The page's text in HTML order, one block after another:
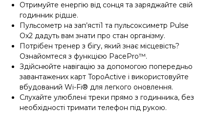
Отримуйте енергію від сонця та заряджайте свій
годинник рідше.
Пульсометр на зап’ясті1 та пульсоксиметр Pulse
Ox2 дадуть вам знати про стан організму.
Потрібен тренер з бігу, який знає місцевість?
Ознайомтеся з функцією PacePro™.
Здійснюйте навігацію за допомогою попередньо
завантажених карт TopoActive і використовуйте
вбудований Wi-Fi® для легкого оновлення.
Слухайте улюблені треки прямо з годинника, без
необхідності тримати телефон під рукою.